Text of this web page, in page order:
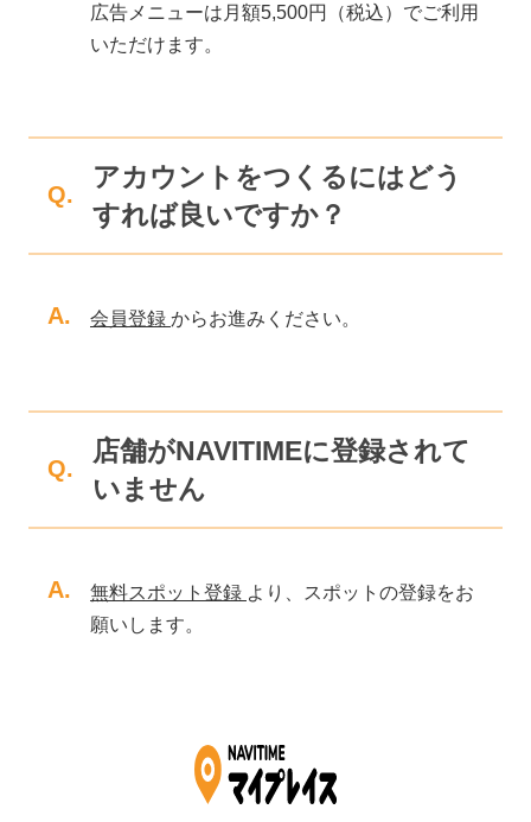
広告メニューは月額5,500円（税込）でご利用
いただけます。
Q.
アカウントをつくるにはどう
すれば良いですか？
A. 会員登録 からお進みください。
Q.
店舗がNAVITIMEに登録されて
いません
A. 無料スポット登録 より、スポットの登録をお
願いします。